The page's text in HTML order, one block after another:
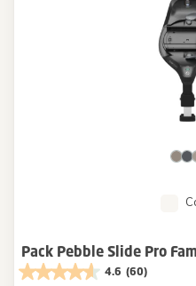
Pack Pebble Slide Pro
4.6 (60)